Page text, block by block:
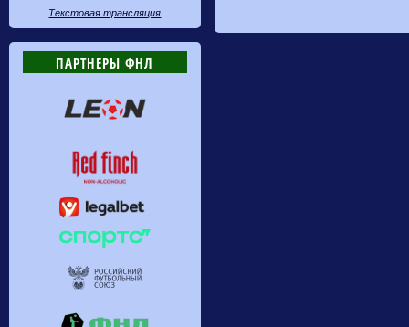
Текстовая трансляция
ПАРТНЕРЫ ФНЛ